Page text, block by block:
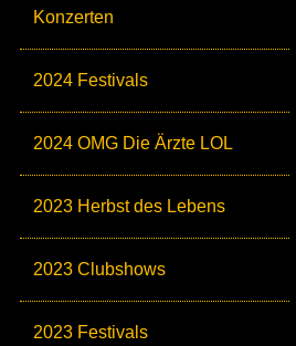
Konzerten
2024 Festivals
2024 OMG Die Ärzte LOL
2023 Herbst des Lebens
2023 Clubshows
2023 Festivals